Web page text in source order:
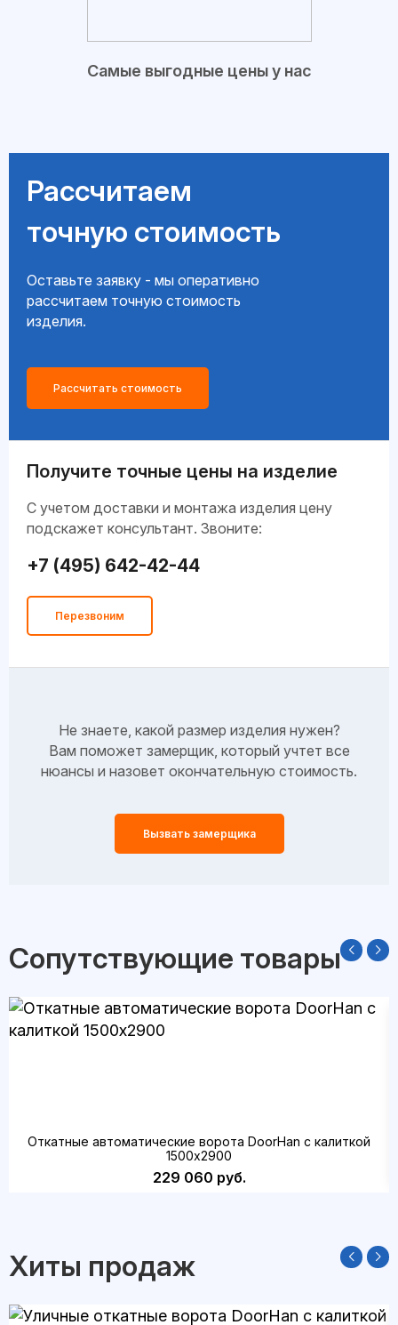
Самые выгодные цены у нас
Рассчитаем
точную стоимость
Оставьте заявку - мы оперативно
рассчитаем точную стоимость
изделия.
Рассчитать стоимость
Получите точные цены на изделие
C учетом доставки и монтажа изделия цену
подскажет консультант. Звоните:
+7 (495) 642-42-44
Перезвоним
Не знаете, какой размер изделия нужен?
Вам поможет замерщик, который учтет все
нюансы и назовет окончательную стоимость.
Вызвать замерщика
Сопутствующие товары
Откатные автоматические ворота DoorHan с калиткой
1500x2900
229 060 руб.
Хиты продаж